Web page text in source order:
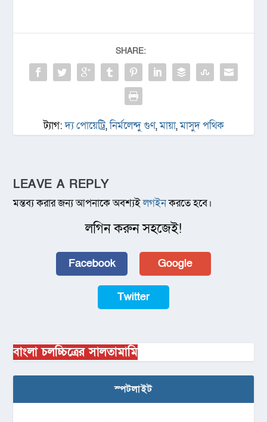
SHARE:
ট্যাগ:দ্য পোয়েট্রি,নির্মলেন্দু গুণ,মায়া,মাসুদ পথিক
LEAVE A REPLY
মন্তব্য করার জন্য আপনাকে অবশ্যইলগইনকরতে হবে।
লগিন করুন সহজেই!
Facebook Google
Twitter
বাংলা চলচ্চিত্রের সালতামামি
স্পটলাইট